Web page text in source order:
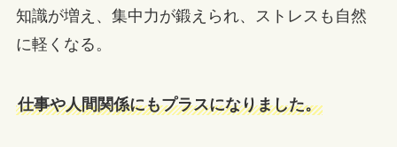
知識が増え、集中力が鍛えられ、ストレスも自然
に軽くなる。
仕事や人間関係にもプラスになりました。